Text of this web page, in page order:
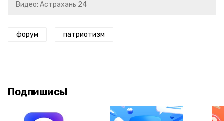
Видео: Астрахань 24
форум патриотизм
Подпишись!